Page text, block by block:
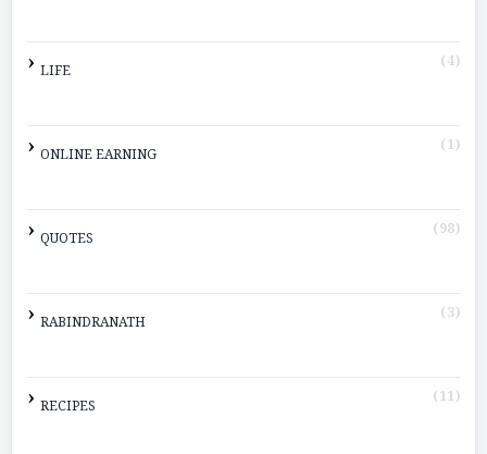
LIFE (4)
ONLINE EARNING (1)
QUOTES (98)
RABINDRANATH (3)
RECIPES (11)